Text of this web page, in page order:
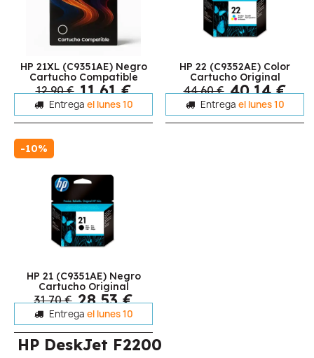
HP 21XL (C9351AE) Negro
Cartucho Compatible
12,90 € 11,61 €
Entrega el lunes 10
HP 22 (C9352AE) Color
Cartucho Original
44,60 € 40,14 €
Entrega el lunes 10
-10%
HP 21 (C9351AE) Negro
Cartucho Original
31,70 € 28,53 €
Entrega el lunes 10
HP DeskJet F2200